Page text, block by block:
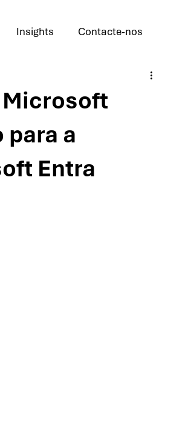
Insights Contacte-nos
Microsoft
a
Entra